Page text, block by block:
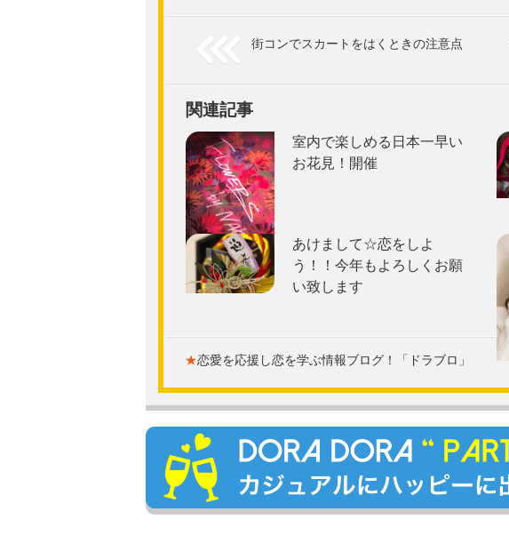
街コンでスカートをはくときの注意点
関連記事
室内で楽しめる日本一早い
お花見！開催
あけまして☆恋をしよ
う！！今年もよろしくお願
い致します
★恋愛を応援し恋を学ぶ情報ブログ！「ドラブロ」